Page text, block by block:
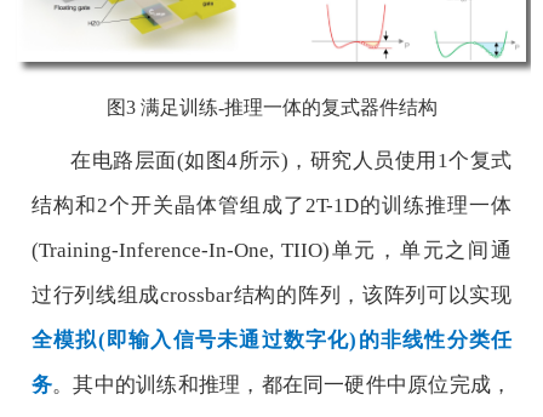
图3 满足训练-推理一体的复式器件结构
在电路层面(如图 4所示) ，研究人员使用 1个复式
结构和2个开关晶体管组成了2T-1D的训练推理一体
(Training-Inference-In-One, TIIO)单元，单元之间通
过行列线组成crossbar结构的阵列，该阵列可以实现
全模拟(即输入信号未通过数字化) 的非线性分类任
务。其中的训练和推理，都在同一硬件中原位完成，